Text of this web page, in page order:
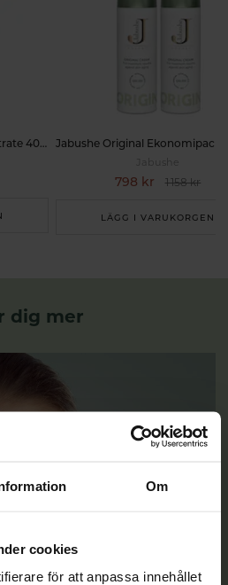
Om
cookies
för att anpassa innehållet
UltraCalming Serum Concentrate 40ml
798 kr 1 158 kr
LÄGG I VARUKORGEN
dig mer